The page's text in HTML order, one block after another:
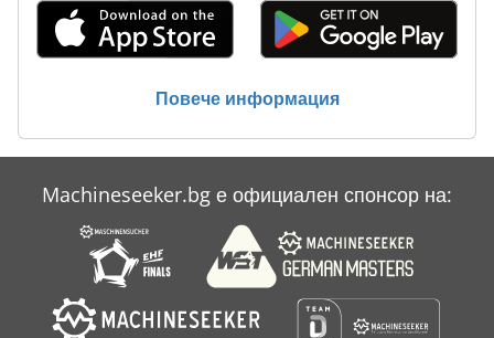
Повече информация
Machineseeker.bg е официален спонсор на: